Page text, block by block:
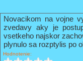
Novacikom na vojne
zvedavy aky je
vsetkeho najskor
plynulo sa rozptylis po
Hodnotenie: